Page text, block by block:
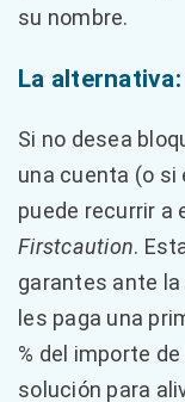
su nombre.
La
Si no desea
una cuenta (o si
puede recurrir a
Firstcaution.
garantes ante la
les paga una
% del importe
solución para